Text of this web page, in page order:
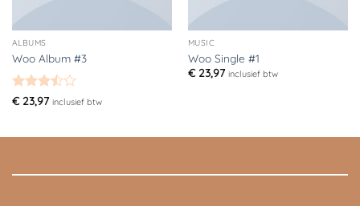
ALBUMS
Woo Album #3
Gewaardeerd
€23,97 inclusief btw
MUSIC
Woo Single #1
€23,97 inclusief btw